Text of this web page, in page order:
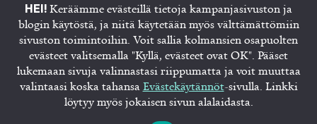
Etusivu Juhana Blogi Tietosuojaseloste
Evästekäytännöt
HEI! Keräämme evästeillä tietoja kampanjasivuston ja
blogin käytöstä, ja niitä käytetään myös välttämättömiin
sivuston toimintoihin. Voit sallia kolmansien osapuolten
evästeet valitsemalla "Kyllä, evästeet ovat OK". Pääset
lukemaan sivuja valinnastasi riippumatta ja voit muuttaa
valintaasi koska tahansaEvästekäytännöt-sivulla. Linkki
löytyy myös jokaisen sivun alalaidasta.